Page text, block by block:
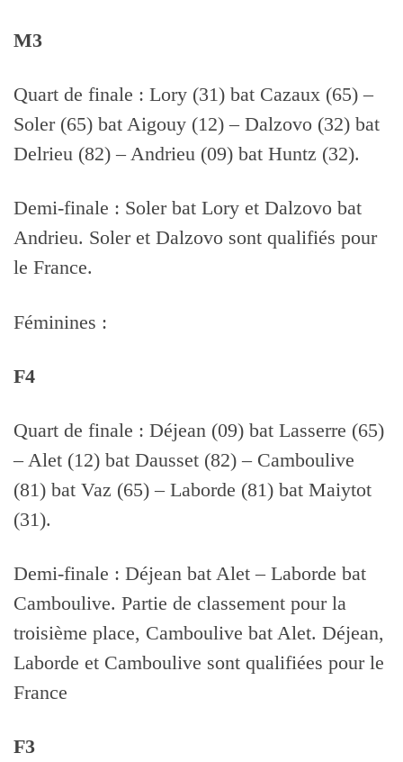
M3
Quart de finale : Lory (31) bat Cazaux (65) –
Soler (65) bat Aigouy (12) – Dalzovo (32) bat
Delrieu (82) – Andrieu (09) bat Huntz (32).
Demi-finale : Soler bat Lory et Dalzovo bat
Andrieu. Soler et Dalzovo sont qualifiés pour
le France.
Féminines :
F4
Quart de finale : Déjean (09) bat Lasserre (65)
– Alet (12) bat Dausset (82) – Camboulive
(81) bat Vaz (65) – Laborde (81) bat Maiytot
(31).
Demi-finale : Déjean bat Alet – Laborde bat
Camboulive. Partie de classement pour la
troisième place, Camboulive bat Alet. Déjean,
Laborde et Camboulive sont qualifiées pour le
France
F3